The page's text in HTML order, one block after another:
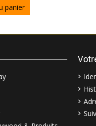
panier